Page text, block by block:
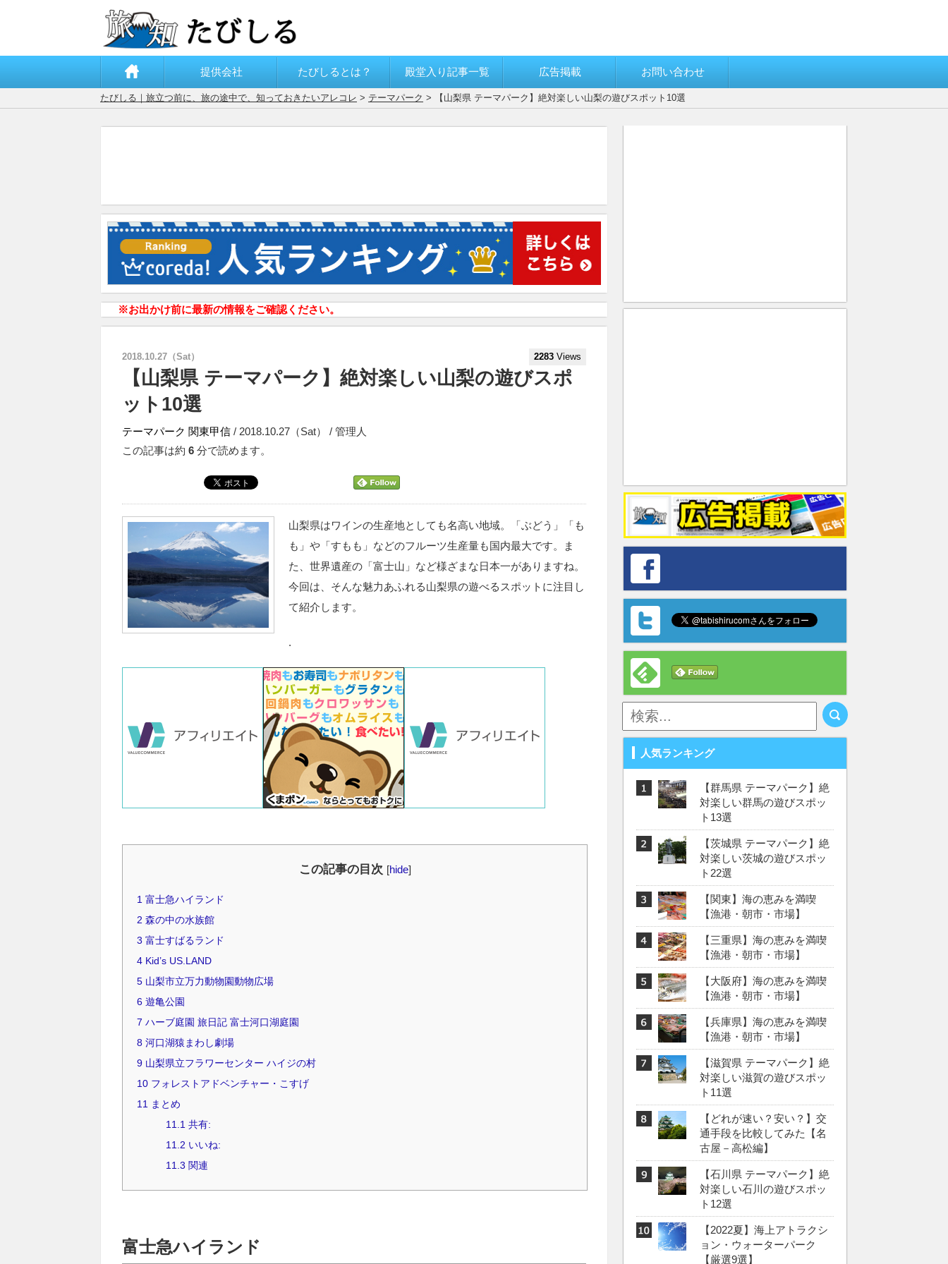
提供会社 たびしるとは？ 殿堂入り記事一覧 広告掲載 お問い合わせ
たびしる｜旅立つ前に、旅の途中で、知っておきたいアレコレ > テーマパーク > 【山梨県 テーマパーク】絶対楽しい山梨の遊びスポット10選
※お出かけ前に最新の情報をご確認ください。
2018.10.27（Sat） 2283 Views
【山梨県 テーマパーク】絶対楽しい山梨の遊びスポ
ット10選
テーマパーク 関東甲信 / 2018.10.27（Sat） / 管理人
この記事は約 6 分で読めます。
山梨県はワインの生産地としても名高い地域。「ぶどう」「も
も」や「すもも」などのフルーツ生産量も国内最大です。ま
た、世界遺産の「富士山」など様ざまな日本一がありますね。
今回は、そんな魅力あふれる山梨県の遊べるスポットに注目し
て紹介します。
.
この記事の目次 [hide]
1 富士急ハイランド
2 森の中の水族館
3 富士すばるランド
4 Kid’s US.LAND
5 山梨市立万力動物園動物広場
6 遊亀公園
7 ハーブ庭園 旅日記 富士河口湖庭園
8 河口湖猿まわし劇場
9 山梨県立フラワーセンター ハイジの村
10 フォレストアドベンチャー・こすげ
11 まとめ
11.1 共有:
11.2 いいね:
11.3 関連
富士急ハイランド
人気ランキング
【群馬県 テーマパーク】絶
対楽しい群馬の遊びスポッ
ト13選
【茨城県 テーマパーク】絶
対楽しい茨城の遊びスポッ
ト22選
【関東】海の恵みを満喫
【漁港・朝市・市場】
【三重県】海の恵みを満喫
【漁港・朝市・市場】
【大阪府】海の恵みを満喫
【漁港・朝市・市場】
【兵庫県】海の恵みを満喫
【漁港・朝市・市場】
【滋賀県 テーマパーク】絶
対楽しい滋賀の遊びスポッ
ト11選
【どれが速い？安い？】交
通手段を比較してみた【名
古屋－高松編】
【石川県 テーマパーク】絶
対楽しい石川の遊びスポッ
ト12選
【2022夏】海上アトラクシ
ョン・ウォーターパーク
【厳選9選】